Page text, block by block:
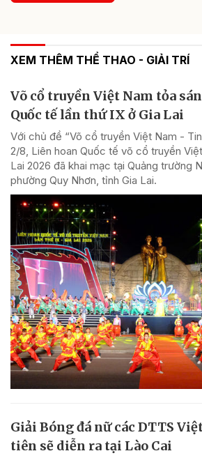
XEM THÊM THỂ THAO - GIẢI TRÍ
Võ cổ truyền Việt Nam tỏa
Quốc tế lần thứ IX ở Gia Lai
Với chủ đề “Võ cổ truyền Việt Nam -
2/8, Liên hoan Quốc tế võ cổ truyền
Lai 2026 đã khai mạc tại Quảng trường
phường Quy Nhơn, tỉnh Gia Lai.
Giải Bóng đá nữ các DTTS
tiên sẽ diễn ra tại Lào Cai